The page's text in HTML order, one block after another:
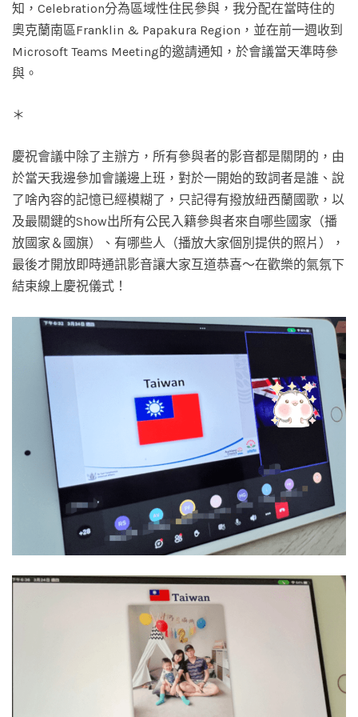
知，Celebration分為區域性住民參與，我分配在當時住的
奧克蘭南區Franklin & Papakura Region，並在前一週收到
Microsoft Teams Meeting的邀請通知，於會議當天準時參
與。
＊
慶祝會議中除了主辦方，所有參與者的影音都是關閉的，由
於當天我邊參加會議邊上班，對於一開始的致詞者是誰、說
了啥內容的記憶已經模糊了，只記得有撥放紐西蘭國歌，以
及最關鍵的Show出所有公民入籍參與者來自哪些國家（播
放國家＆國旗）、有哪些人（播放大家個別提供的照片），
最後才開放即時通訊影音讓大家互道恭喜～在歡樂的氣氛下
結束線上慶祝儀式！